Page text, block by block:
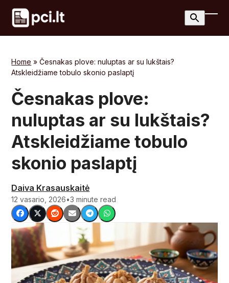
Skip
content
Home »Česnakas plove: nuluptas ar su lukštais?
Atskleidžiame tobulo skonio paslaptį
Česnakas plove:
nuluptas ar su lukštais?
Atskleidžiame tobulo
skonio paslaptį
Daiva Krasauskaitė
12 vasario, 2026•3 minute read